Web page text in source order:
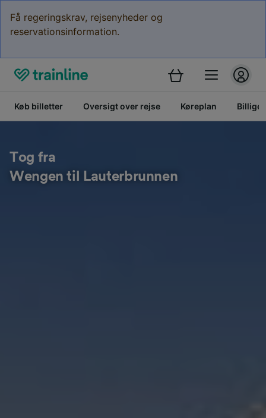
Få regeringskrav, rejsenyheder og
reservationsinformation.
Køb billetter Oversigt over rejse Køreplan Billige
Tog fra
Wengen til Lauterbrunnen